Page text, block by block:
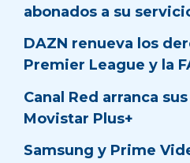
abonados a su
DAZN renueva los
Premier League y la
Canal Red arranca
Movistar Plus+
Samsung y Prime